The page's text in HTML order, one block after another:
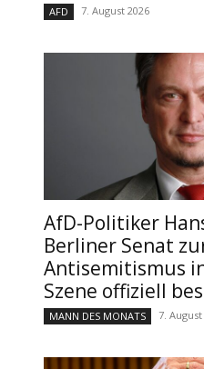
AFD 7. August 2026
AfD-Politiker
Berliner Senat
Antisemitismus
Szene offiziell
MANN DES MONATS 7. August